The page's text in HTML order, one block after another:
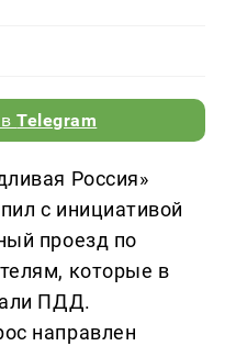
вTelegram
Россия»
с инициативой
проезд по
которые в
ПДД.
направлен